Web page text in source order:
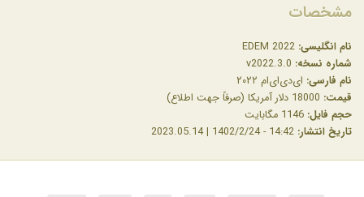
مشخصات
نام انگلیسی:
شماره نسخه:
نام فارسی: ای‌دی‌ای‌ام ۲۰۲۲
قیمت:
حجم فایل:
تاریخ انتشار: